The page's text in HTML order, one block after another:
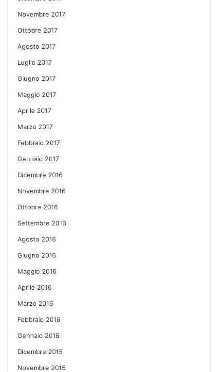
Novembre 2017
Ottobre 2017
Agosto 2017
Luglio 2017
Giugno 2017
Maggio 2017
Aprile 2017
Marzo 2017
Febbraio 2017
Gennaio 2017
Dicembre 2016
Novembre 2016
Ottobre 2016
Settembre 2016
Agosto 2016
Giugno 2016
Maggio 2016
Aprile 2016
Marzo 2016
Febbraio 2016
Gennaio 2016
Dicembre 2015
Novembre 2015